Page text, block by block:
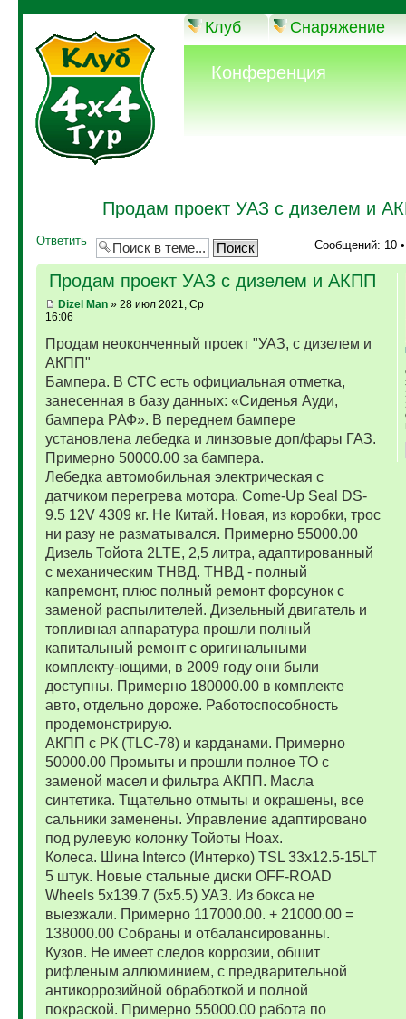
Клуб Снаряжение
Конференция
Продам проект УАЗ с дизелем и
Ответить Сообщений: 10
Продам проект УАЗ с дизелем и АКПП
Dizel Man» 28 июл 2021, Ср
16:06
Продам неоконченный проект "УАЗ, с дизелем и
АКПП"
Бампера. В СТС есть официальная отметка,
занесенная в базу данных: «Сиденья Ауди,
бампера РАФ». В переднем бампере
установлена лебедка и линзовые доп/фары ГАЗ.
Примерно 50000.00 за бампера.
Лебедка автомобильная электрическая с
датчиком перегрева мотора. Come-Up Seal DS-
9.5 12V 4309 кг. Не Китай. Новая, из коробки, трос
ни разу не разматывался. Примерно 55000.00
Дизель Тойота 2LTE, 2,5 литра, адаптированный
с механическим ТНВД. ТНВД - полный
капремонт, плюс полный ремонт форсунок с
заменой распылителей. Дизельный двигатель и
топливная аппаратура прошли полный
капитальный ремонт с оригинальными
комплекту-ющими, в 2009 году они были
доступны. Примерно 180000.00 в комплекте
авто, отдельно дороже. Работоспособность
продемонстрирую.
АКПП с РК (TLC-78) и карданами. Примерно
50000.00 Промыты и прошли полное ТО с
заменой масел и фильтра АКПП. Масла
синтетика. Тщательно отмыты и окрашены, все
сальники заменены. Управление адаптировано
под рулевую колонку Тойоты Ноах.
Колеса. Шина Interco (Интерко) TSL 33x12.5-15LT
5 штук. Новые стальные диски OFF-ROAD
Wheels 5x139.7 (5x5.5) УАЗ. Из бокса не
выезжали. Примерно 117000.00. + 21000.00 =
138000.00 Собраны и отбалансированны.
Кузов. Не имеет следов коррозии, обшит
рифленым аллюминием, с предварительной
антикоррозийной обработкой и полной
покраской. Примерно 55000.00 работа по